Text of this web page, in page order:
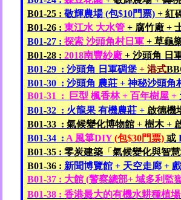
B01-25 : 敬輝農場(包$10門票) + 紅
B01-26 :東江水 大水管 + 腐竹廠 +
B01-27 : 探索 沙頭角村日軍 +草龜
B01-28 : 2018南豐紗廠 +沙頭角 日
B01-29 :沙頭角 日軍碉堡 +港式
B01-30 :沙頭角 農莊 +神秘沙頭角
B01-31 :
巨型 楓香林 +百年樹屋 +
B01-32 : 火龍果 有機農莊 + 啟德機
B01-33 :氣候變化博物館 +樹木+
B01-34 : A 風箏DIY (包$30門票)或
B01-35 :零炭建築 「氣候變化與智
B01-36 : 新聞博覽館 + 天空走廊 +
B01-37 : 大館 (警察總部+域多利監
B01-38 :香港最大的有機水耕種植